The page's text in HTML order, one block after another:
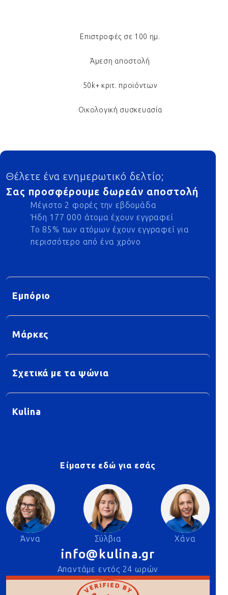
Επιστροφές σε 100 ημ.
Άμεση αποστολή
50k+ κριτ. προϊόντων
Οικολογική συσκευασία
Footer
Θέλετε ένα ενημερωτικό δελτίο;
Σας προσφέρουμε δωρεάν αποστολή
Μέγιστο 2 φορές την εβδομάδα
Ήδη 177 000 άτομα έχουν εγγραφεί
Το 85% των ατόμων έχουν εγγραφεί για
περισσότερο από ένα χρόνο
Εμπόριο
Μάρκες
Σχετικά με τα ψώνια
Kulina
Είμαστε εδώ για εσάς
Άννα Σύλβια Χάνα
info@kulina.gr
Απαντάμε εντός 24 ωρών